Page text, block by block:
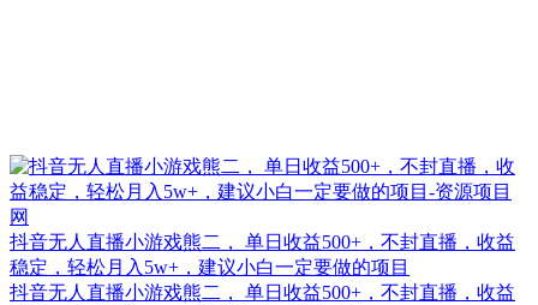
抖音无人直播小游戏熊二， 单日收益500+，不封直播，收益
稳定，轻松月入5w+，建议小白一定要做的项目
抖音无人直播小游戏熊二， 单日收益500+，不封直播，收益